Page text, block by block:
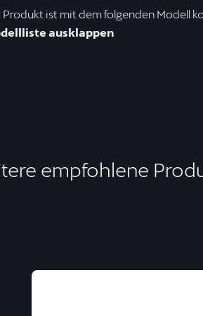
Produkt ist mit dem folgenden Modell
ausklappen
empfohlene